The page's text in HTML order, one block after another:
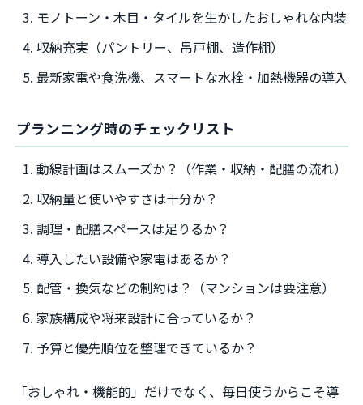
モノトーン・木目・タイルを生かしたおしゃれな内装
収納充実（パントリー、吊戸棚、造作棚）
最新家電や食洗機、スマートな水栓・加熱機器の導入
プランニング時のチェックリスト
動線計画はスムーズか？（作業・収納・配膳の流れ）
収納量と使いやすさは十分か？
調理・配膳スペースは足りるか？
導入したい設備や家電はあるか？
配管・換気などの制約は？（マンションは要注意）
家族構成や将来設計に合っているか？
予算と優先順位を整理できているか？
「おしゃれ・機能的」だけでなく、毎日使うからこそ導